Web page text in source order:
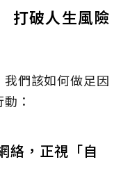
打破人生風險
們該如何做足因
：
絡，正視「自